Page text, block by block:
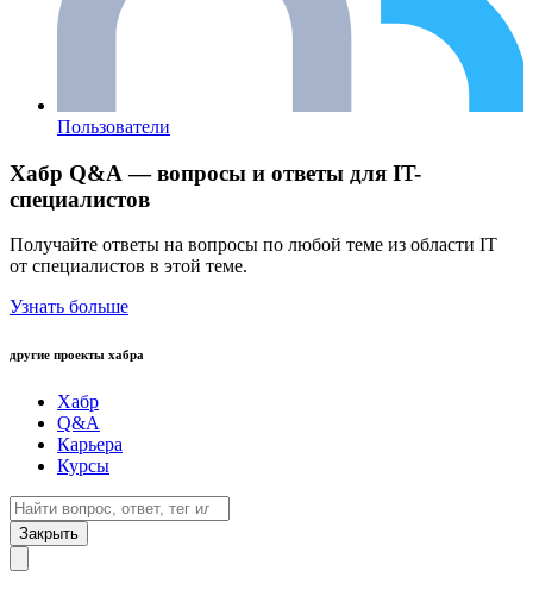
Пользователи
Хабр Q&A — вопросы и ответы для IT-
специалистов
Получайте ответы на вопросы по любой теме из области IT
от специалистов в этой теме.
Узнать больше
другие проекты хабра
Хабр
Q&A
Карьера
Курсы
Закрыть